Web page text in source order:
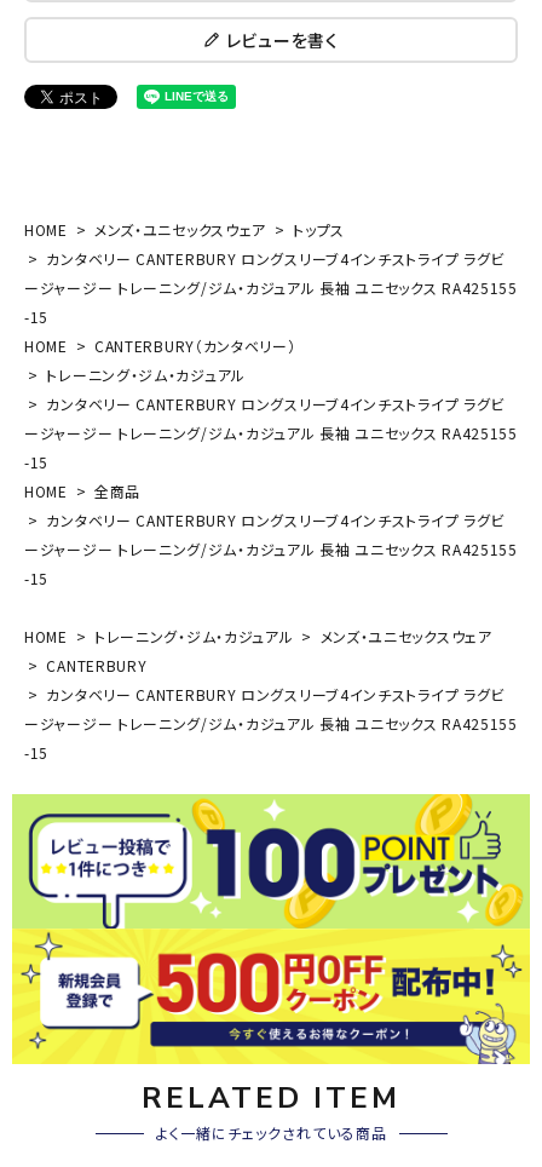
レビューを書く
HOME メンズ・ユニセックスウェア
トップス
カンタベリー CANTERBURY ロングスリーブ4インチストライプ ラグビ
ージャージー トレーニング/ジム・カジュアル 長袖 ユニセックス RA425155
-15
HOME
CANTERBURY（カンタベリー）
トレーニング・ジム・カジュアル
カンタベリー CANTERBURY ロングスリーブ4インチストライプ ラグビ
ージャージー トレーニング/ジム・カジュアル 長袖 ユニセックス RA425155
-15
HOME
全商品
カンタベリー CANTERBURY ロングスリーブ4インチストライプ ラグビ
ージャージー トレーニング/ジム・カジュアル 長袖 ユニセックス RA425155
-15
HOME トレーニング・ジム・カジュアル
メンズ・ユニセックスウェア
CANTERBURY
カンタベリー CANTERBURY ロングスリーブ4インチストライプ ラグビ
ージャージー トレーニング/ジム・カジュアル 長袖 ユニセックス RA425155
-15
RELATED ITEM
よく一緒にチェックされている商品